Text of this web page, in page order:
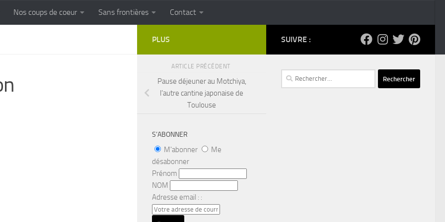
Cuisine populaire des terroirs
Nos coups de coeur Sans frontières Contact
SUIVRE :
Rechercher :
PLUS
ARTICLE PRÉCÉDENT
Pause déjeuner au Motchiya,
l’autre cantine japonaise de
Toulouse
S’ABONNER
M'abonner
Me
désabonner
Prénom
NOM
Adresse email : :